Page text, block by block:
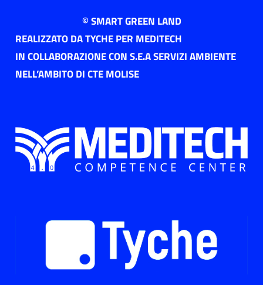
© SMART GREEN LAND
REALIZZATO DA TYCHE PER MEDITECH
IN COLLABORAZIONE CON S.E.A SERVIZI AMBIENTE
NELL’AMBITO DI CTE MOLISE